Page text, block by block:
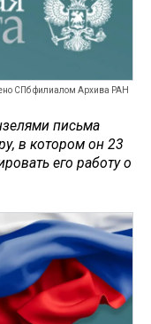
СПб филиалом Архива РАН
письма
в котором он 23
его работу о